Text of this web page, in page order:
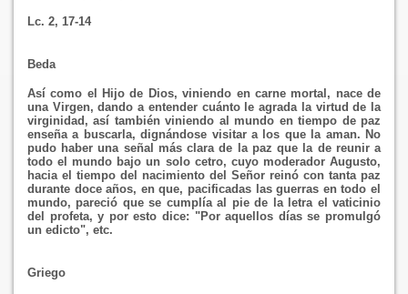
Lc. 2, 17-14
Beda
Así como el Hijo de Dios, viniendo en carne mortal, nace de
una Virgen, dando a entender cuánto le agrada la virtud de la
virginidad, así también viniendo al mundo en tiempo de paz
enseña a buscarla, dignándose visitar a los que la aman. No
pudo haber una señal más clara de la paz que la de reunir a
todo el mundo bajo un solo cetro, cuyo moderador Augusto,
hacia el tiempo del nacimiento del Señor reinó con tanta paz
durante doce años, en que, pacificadas las guerras en todo el
mundo, pareció que se cumplía al pie de la letra el vaticinio
del profeta, y por esto dice: "Por aquellos días se promulgó
un edicto", etc.
Griego